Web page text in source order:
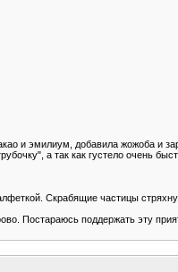
и эмилиум, добавила жожоба и
а так как густело очень
Скрабящие частицы
Постараюсь поддержать эту